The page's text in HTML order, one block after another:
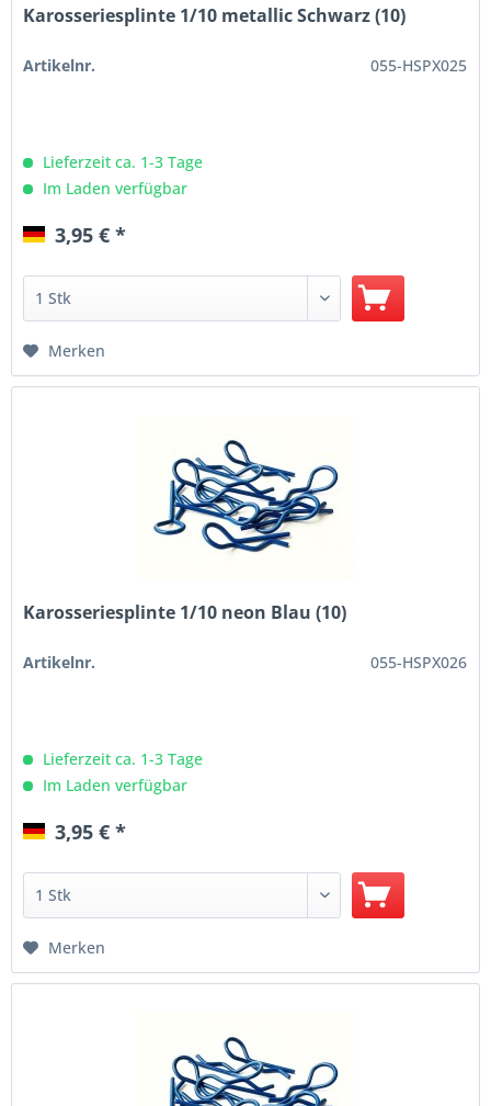
Karosseriesplinte 1/10 metallic Schwarz (10)
Artikelnr. 055-HSPX025
Lieferzeit ca. 1-3 Tage
Im Laden verfügbar
3,95 € *
Merken
Karosseriesplinte 1/10 neon Blau (10)
Artikelnr. 055-HSPX026
Lieferzeit ca. 1-3 Tage
Im Laden verfügbar
3,95 € *
Merken